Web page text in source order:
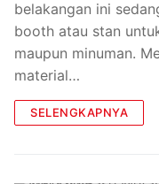
belakangan ini
booth atau stan
maupun minuman.
material…
SELENGKAPNYA